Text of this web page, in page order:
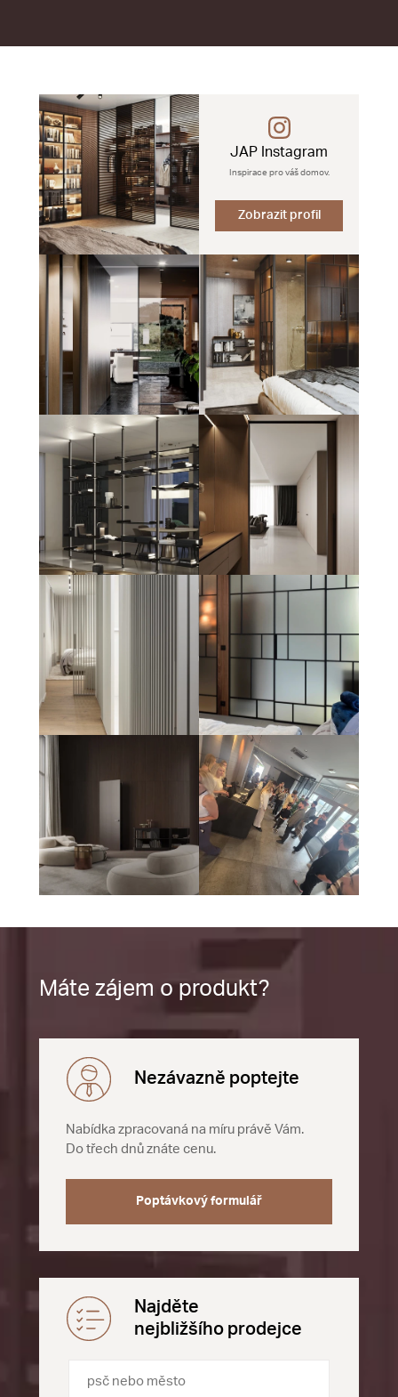
JAP Instagram
Inspirace pro váš domov.
Zobrazit profil
Máte zájem o produkt?
Nezávazně poptejte
Nabídka zpracovaná na míru právě Vám.
Do třech dnů znáte cenu.
Poptávkový formulář
Najděte
nejbližšího prodejce